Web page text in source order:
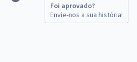
Foi aprovado?
Envie-nos a sua história!